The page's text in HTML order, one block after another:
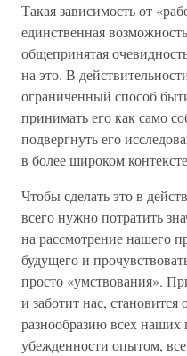
Такая зависимость от
единственная
общепринятая
на это. В
ограниченный способ
принимать его как само
подвергнуть его
в более широком
Чтобы сделать это в
всего нужно потратить
на рассмотрение нашего
будущего и
просто «умствования».
и заботит нас,
разнообразию всех
убежденности опытом,